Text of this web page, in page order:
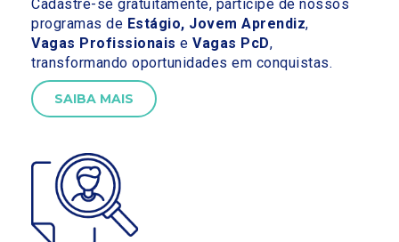
Cadastre-se gratuitamente, participe de nossos
programas de Estágio, Jovem Aprendiz,
Vagas Profissionais e Vagas PcD,
transformando oportunidades em conquistas.
SAIBA MAIS